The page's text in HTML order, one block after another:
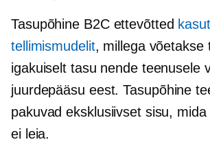
Tasupõhine B2C ettevõtted
tellimismudelit, millega võetakse
igakuiselt tasu nende teenusele
juurdepääsu eest.Tasupõhine
pakuvad eksklusiivset sisu,
ei leia.